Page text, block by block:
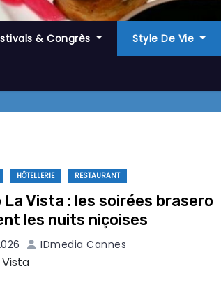
& Congrès Style De Vie
HÔTELLERIE RESTAURANT
Vista : les soirées brasero
les nuits niçoises
IDmedia Cannes